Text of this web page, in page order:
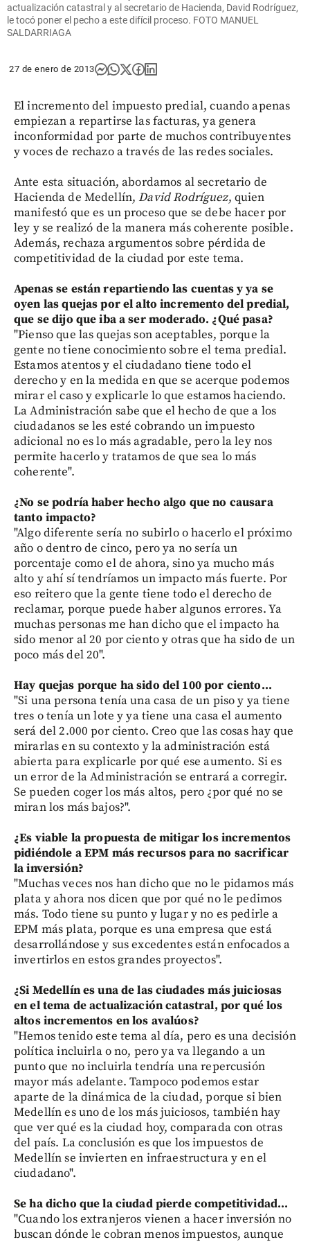
actualización catastral y al secretario de Hacienda, David Rodríguez,
le tocó poner el pecho a este difícil proceso. FOTO MANUEL
SALDARRIAGA
27 de enero de 2013
El incremento del impuesto predial, cuando apenas
empiezan a repartirse las facturas, ya genera
inconformidad por parte de muchos contribuyentes
y voces de rechazo a través de las redes sociales.
Ante esta situación, abordamos al secretario de
Hacienda de Medellín,David Rodríguez, quien
manifestó que es un proceso que se debe hacer por
ley y se realizó de la manera más coherente posible.
Además, rechaza argumentos sobre pérdida de
competitividad de la ciudad por este tema.
Apenas se están repartiendo las cuentas y ya se
oyen las quejas por el alto incremento del predial,
que se dijo que iba a ser moderado. ¿Qué pasa?
"Pienso que las quejas son aceptables, porque la
gente no tiene conocimiento sobre el tema predial.
Estamos atentos y el ciudadano tiene todo el
derecho y en la medida en que se acerque podemos
mirar el caso y explicarle lo que estamos haciendo.
La Administración sabe que el hecho de que a los
ciudadanos se les esté cobrando un impuesto
adicional no es lo más agradable, pero la ley nos
permite hacerlo y tratamos de que sea lo más
coherente".
¿No se podría haber hecho algo que no causara
tanto impacto?
"Algo diferente sería no subirlo o hacerlo el próximo
año o dentro de cinco, pero ya no sería un
porcentaje como el de ahora, sino ya mucho más
alto y ahí sí tendríamos un impacto más fuerte. Por
eso reitero que la gente tiene todo el derecho de
reclamar, porque puede haber algunos errores. Ya
muchas personas me han dicho que el impacto ha
sido menor al 20 por ciento y otras que ha sido de un
poco más del 20".
Hay quejas porque ha sido del 100 por ciento...
"Si una persona tenía una casa de un piso y ya tiene
tres o tenía un lote y ya tiene una casa el aumento
será del 2.000 por ciento. Creo que las cosas hay que
mirarlas en su contexto y la administración está
abierta para explicarle por qué ese aumento. Si es
un error de la Administración se entrará a corregir.
Se pueden coger los más altos, pero ¿por qué no se
miran los más bajos?".
¿Es viable la propuesta de mitigar los incrementos
pidiéndole a EPM más recursos para no sacrificar
la inversión?
"Muchas veces nos han dicho que no le pidamos más
plata y ahora nos dicen que por qué no le pedimos
más. Todo tiene su punto y lugar y no es pedirle a
EPM más plata, porque es una empresa que está
desarrollándose y sus excedentes están enfocados a
invertirlos en estos grandes proyectos".
¿Si Medellín es una de las ciudades más juiciosas
en el tema de actualización catastral, por qué los
altos incrementos en los avalúos?
"Hemos tenido este tema al día, pero es una decisión
política incluirla o no, pero ya va llegando a un
punto que no incluirla tendría una repercusión
mayor más adelante. Tampoco podemos estar
aparte de la dinámica de la ciudad, porque si bien
Medellín es uno de los más juiciosos, también hay
que ver qué es la ciudad hoy, comparada con otras
del país. La conclusión es que los impuestos de
Medellín se invierten en infraestructura y en el
ciudadano".
Se ha dicho que la ciudad pierde competitividad...
"Cuando los extranjeros vienen a hacer inversión no
buscan dónde le cobran menos impuestos, aunque